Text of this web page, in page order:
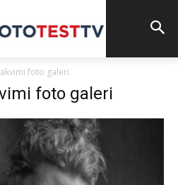
foto galeri
foto galeri